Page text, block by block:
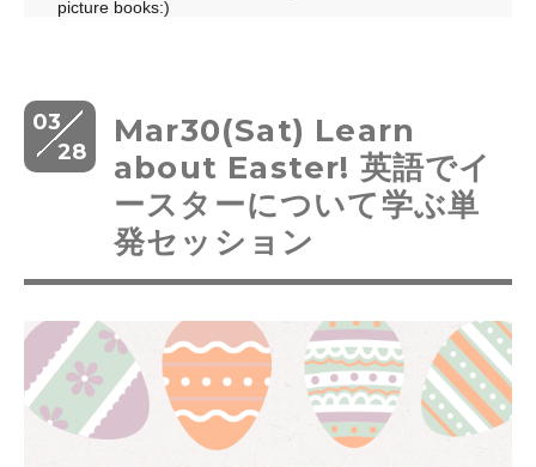
picture books:)
03
28
Mar30(Sat) Learn
about Easter! 英語でイ
ースターについて学ぶ単
発セッション